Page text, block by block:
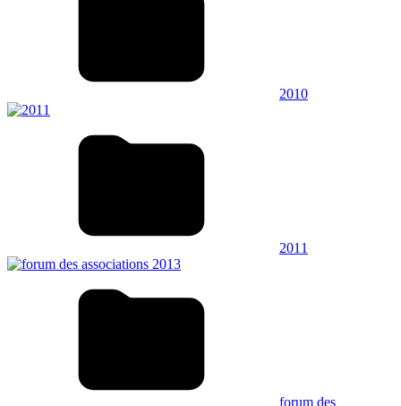
2010
2011
forum des